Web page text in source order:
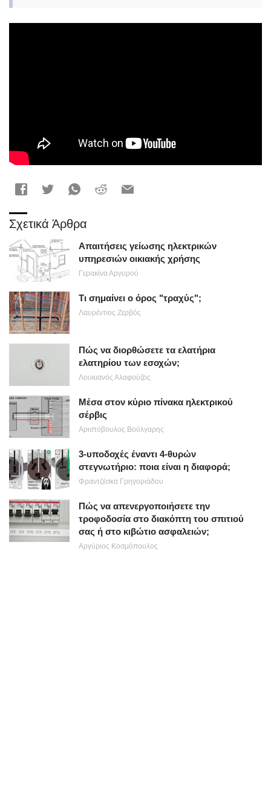
Σχετικά Άρθρα
Απαιτήσεις γείωσης ηλεκτρικών
υπηρεσιών οικιακής χρήσης
Γερακίνα Αργυρού
Τι σημαίνει ο όρος "τραχύς";
Λαυρέντιος Ζερβός
Πώς να διορθώσετε τα ελατήρια
ελατηρίου των εσοχών;
Λουκιανός Αλαφούζος
Μέσα στον κύριο πίνακα ηλεκτρικού
σέρβις
Αριστόβουλος Βούλγαρης
3-υποδοχές έναντι 4-θυρών
στεγνωτήριο: ποια είναι η διαφορά;
Φραντζέσκα Γρηγοριάδου
Πώς να απενεργοποιήσετε την
τροφοδοσία στο διακόπτη του σπιτιού
σας ή στο κιβώτιο ασφαλειών;
Αργύριος Κοσμόπουλος